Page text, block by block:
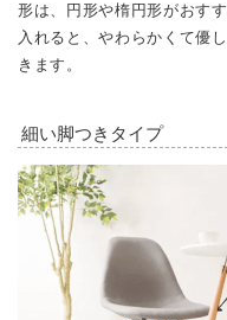
形は、円形や楕円形がおす
入れると、やわらかくて優
きます。
細い脚つきタイプ